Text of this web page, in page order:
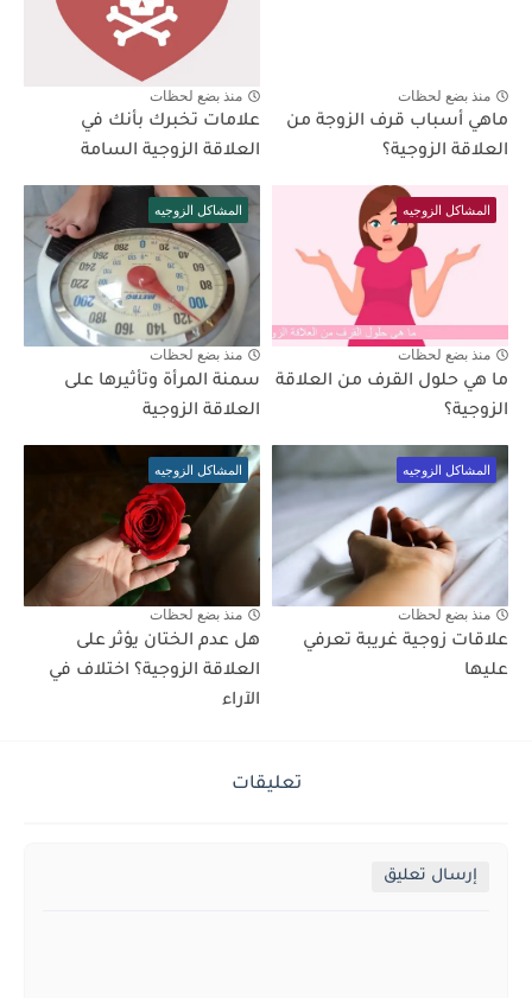
منذ بضع لحظات
ماهي أسباب قرف الزوجة من
العلاقة الزوجية؟
منذ بضع لحظات
علامات تخبرك بأنك في
العلاقة الزوجية السامة
المشاكل الزوجيه
منذ بضع لحظات
ما هي حلول القرف من العلاقة
الزوجية؟
المشاكل الزوجيه
منذ بضع لحظات
سمنة المرأة وتأثيرها على
العلاقة الزوجية
المشاكل الزوجيه
منذ بضع لحظات
علاقات زوجية غريبة تعرفي
عليها
المشاكل الزوجيه
منذ بضع لحظات
هل عدم الختان يؤثر على
العلاقة الزوجية؟ اختلاف في
الآراء
تعليقات
إرسال تعليق